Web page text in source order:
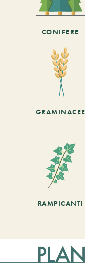
CONIFERE
GRAMINACEE
RAMPICANTI